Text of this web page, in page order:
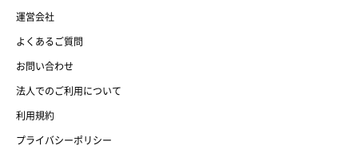
運営会社
よくあるご質問
お問い合わせ
法人でのご利用について
利用規約
プライバシーポリシー